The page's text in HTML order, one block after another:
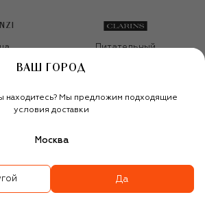
Питательный
дневной крем Nutri-
ВАШ ГОРОД
находитесь? Мы предложим подходящие
условия доставки
Москва
Да